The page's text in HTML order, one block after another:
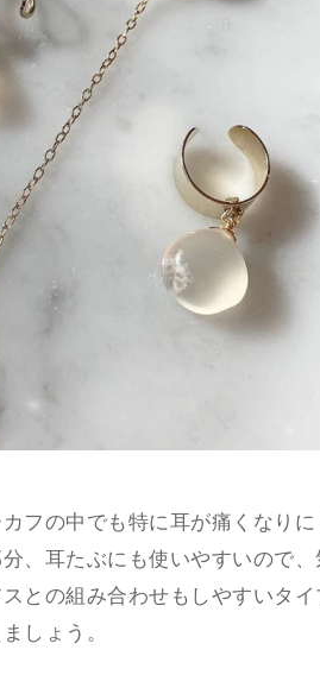
フの中でも特に耳が痛くなり
、耳たぶにも使いやすいので
との組み合わせもしやすいタ
しょう。